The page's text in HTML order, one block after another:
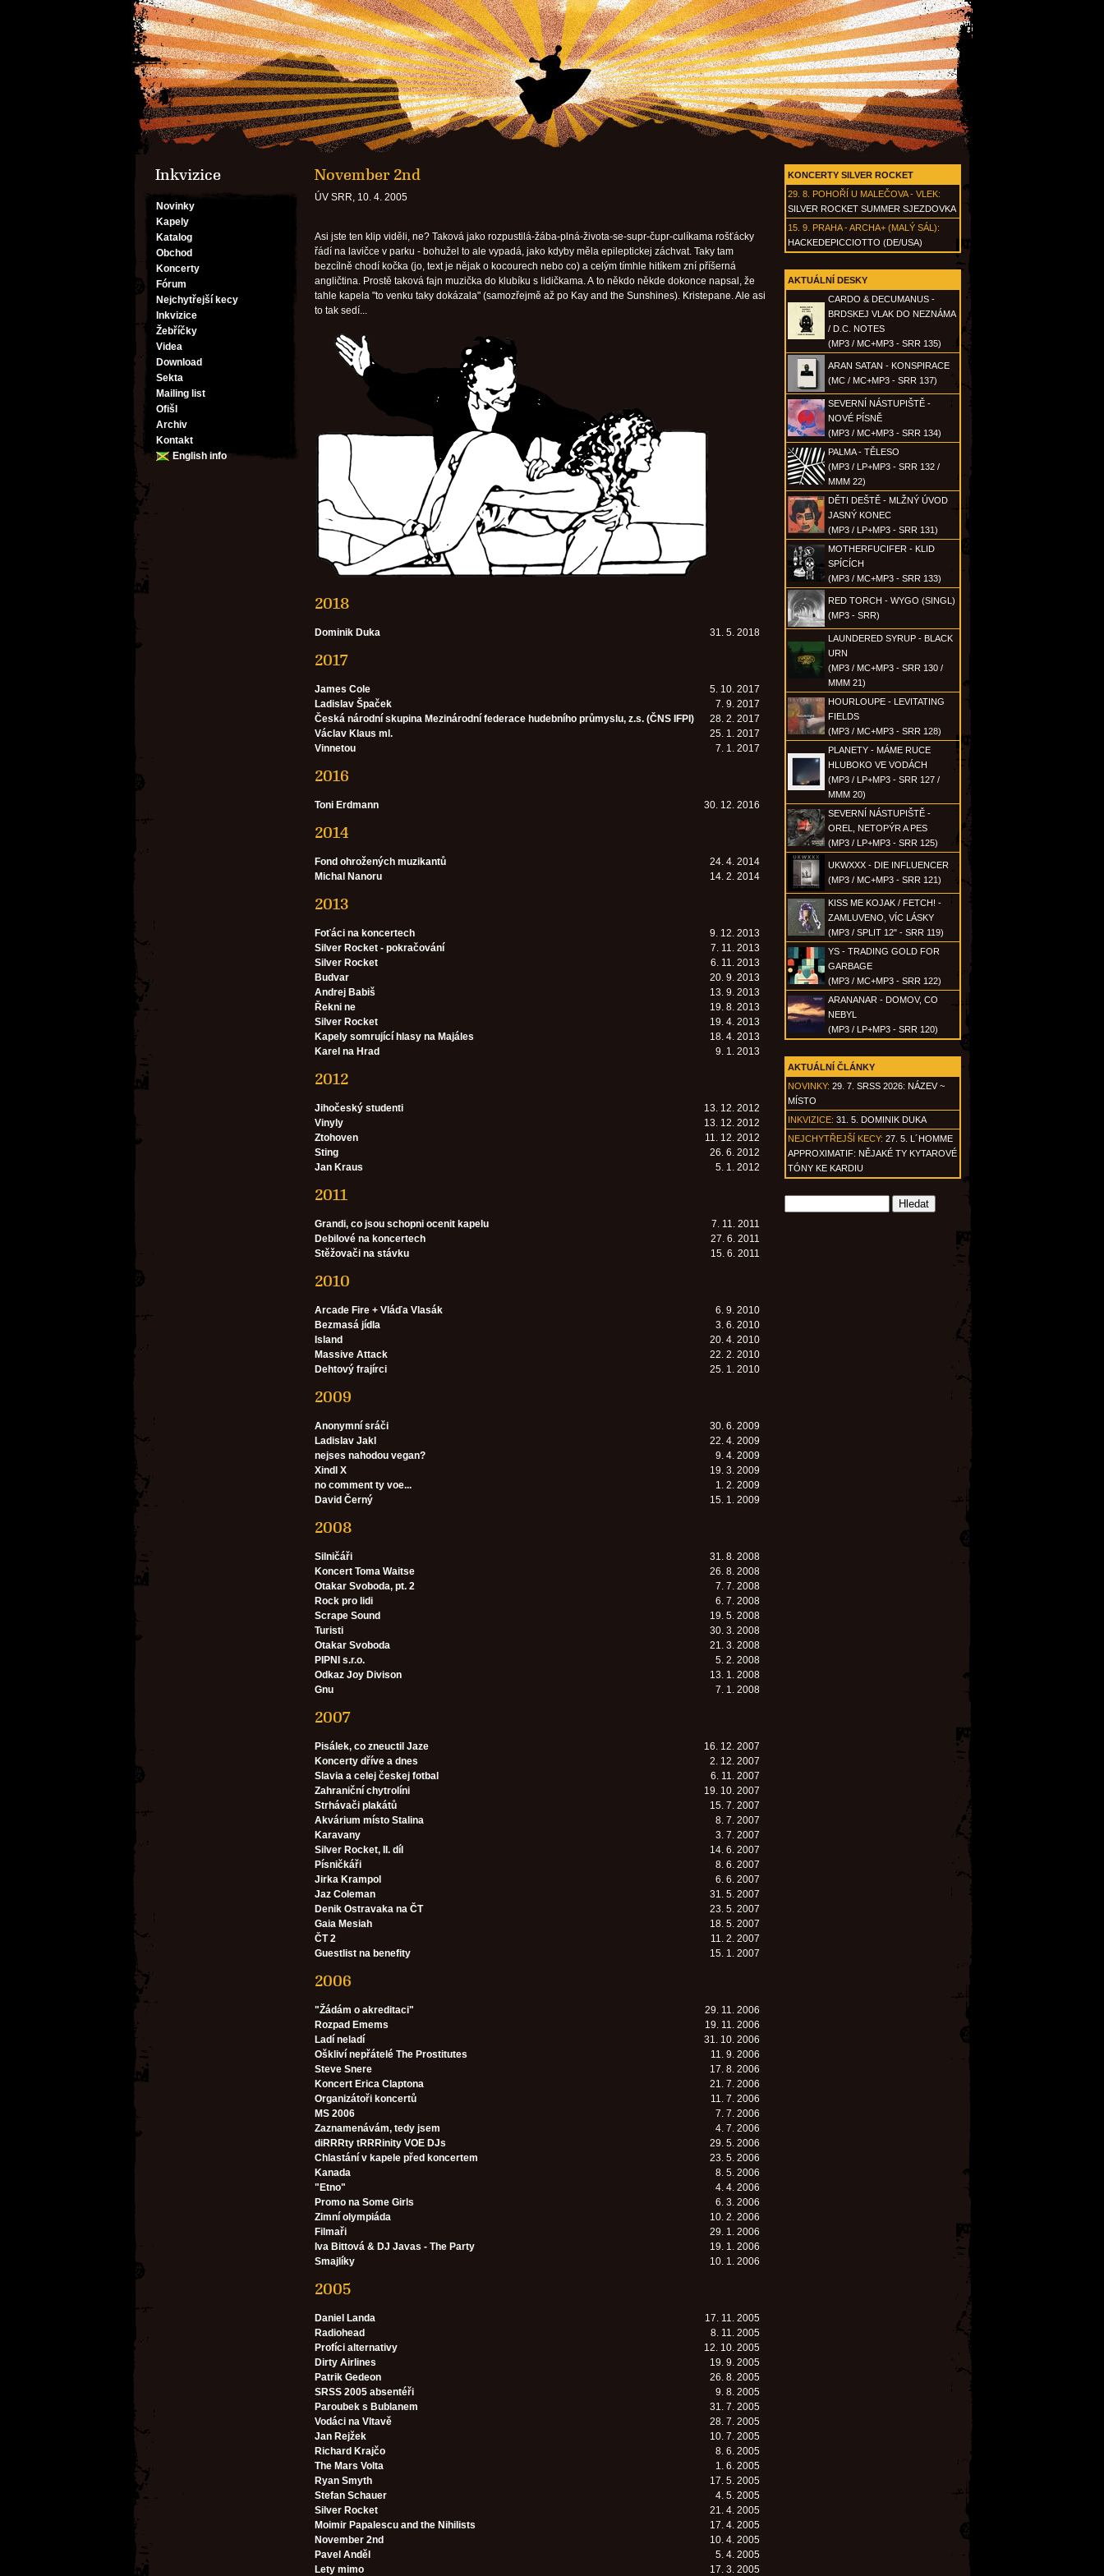
Inkvizice
Novinky
Kapely
Katalog
Obchod
Koncerty
Fórum
Nejchytřejší kecy
Inkvizice
Žebříčky
Videa
Download
Sekta
Mailing list
Ofišl
Archiv
Kontakt
English info
KONCERTY SILVER ROCKET
29. 8. POHOŘÍ U MALEČOVA - VLEK:
SILVER ROCKET SUMMER SJEZDOVKA
15. 9. PRAHA - ARCHA+ (MALÝ SÁL):
HACKEDEPICCIOTTO (DE/USA)
AKTUÁLNÍ DESKY
CARDO & DECUMANUS -
BRDSKEJ VLAK DO NEZNÁMA
/ D.C. NOTES
(MP3 / MC+MP3 - SRR 135)
ARAN SATAN - KONSPIRACE
(MC / MC+MP3 - SRR 137)
SEVERNÍ NÁSTUPIŠTĚ -
NOVÉ PÍSNĚ
(MP3 / MC+MP3 - SRR 134)
PALMA - TĚLESO
(MP3 / LP+MP3 - SRR 132 /
MMM 22)
DĚTI DEŠTĚ - MLŽNÝ ÚVOD
JASNÝ KONEC
(MP3 / LP+MP3 - SRR 131)
MOTHERFUCIFER - KLID
SPÍCÍCH
(MP3 / MC+MP3 - SRR 133)
RED TORCH - WYGO (SINGL)
(MP3 - SRR)
LAUNDERED SYRUP - BLACK
URN
(MP3 / MC+MP3 - SRR 130 /
MMM 21)
HOURLOUPE - LEVITATING
FIELDS
(MP3 / MC+MP3 - SRR 128)
PLANETY - MÁME RUCE
HLUBOKO VE VODÁCH
(MP3 / LP+MP3 - SRR 127 /
MMM 20)
SEVERNÍ NÁSTUPIŠTĚ -
OREL, NETOPÝR A PES
(MP3 / LP+MP3 - SRR 125)
UKWXXX - DIE INFLUENCER
(MP3 / MC+MP3 - SRR 121)
KISS ME KOJAK / FETCH! -
ZAMLUVENO, VÍC LÁSKY
(MP3 / SPLIT 12" - SRR 119)
YS - TRADING GOLD FOR
GARBAGE
(MP3 / MC+MP3 - SRR 122)
ARANANAR - DOMOV, CO
NEBYL
(MP3 / LP+MP3 - SRR 120)
AKTUÁLNÍ ČLÁNKY
NOVINKY: 29. 7. SRSS 2026: NÁZEV ~
MÍSTO
INKVIZICE: 31. 5. DOMINIK DUKA
NEJCHYTŘEJŠÍ KECY: 27. 5. L´HOMME
APPROXIMATIF: NĚJAKÉ TY KYTAROVÉ
TÓNY KE KARDIU
November 2nd
ÚV SRR, 10. 4. 2005
Asi jste ten klip viděli, ne? Taková jako rozpustilá-žába-plná-života-se-supr-čupr-culíkama rošťácky
řádí na lavičce v parku - bohužel to ale vypadá, jako kdyby měla epileptickej záchvat. Taky tam
bezcílně chodí kočka (jo, text je nějak o kocourech nebo co) a celým tímhle hitíkem zní příšerná
angličtina. Prostě taková fajn muzička do klubíku s lidičkama. A to někdo někde dokonce napsal, že
tahle kapela "to venku taky dokázala" (samozřejmě až po Kay and the Sunshines). Kristepane. Ale asi
to tak sedí...
2018
Dominik Duka 31. 5. 2018
2017
James Cole
5. 10. 2017
Ladislav Špaček
7. 9. 2017
Česká národní skupina Mezinárodní federace hudebního průmyslu, z.s. (ČNS IFPI)
28. 2. 2017
Václav Klaus ml.
25. 1. 2017
Vinnetou
7. 1. 2017
2016
Toni Erdmann 30. 12. 2016
2014
Fond ohrožených muzikantů
24. 4. 2014
Michal Nanoru
14. 2. 2014
2013
Foťáci na koncertech
9. 12. 2013
Silver Rocket - pokračování
7. 11. 2013
Silver Rocket
6. 11. 2013
Budvar
20. 9. 2013
Andrej Babiš
13. 9. 2013
Řekni ne
19. 8. 2013
Silver Rocket
19. 4. 2013
Kapely somrující hlasy na Majáles
18. 4. 2013
Karel na Hrad
9. 1. 2013
2012
Jihočeský studenti
13. 12. 2012
Vinyly
13. 12. 2012
Ztohoven
11. 12. 2012
Sting
26. 6. 2012
Jan Kraus
5. 1. 2012
2011
Grandi, co jsou schopni ocenit kapelu
7. 11. 2011
Debilové na koncertech
27. 6. 2011
Stěžovači na stávku
15. 6. 2011
2010
Arcade Fire + Vláďa Vlasák
6. 9. 2010
Bezmasá jídla
3. 6. 2010
Island
20. 4. 2010
Massive Attack
22. 2. 2010
Dehtový frajírci
25. 1. 2010
2009
Anonymní sráči
30. 6. 2009
Ladislav Jakl
22. 4. 2009
nejses nahodou vegan?
9. 4. 2009
Xindl X
19. 3. 2009
no comment ty voe...
1. 2. 2009
David Černý
15. 1. 2009
2008
Silničáři
31. 8. 2008
Koncert Toma Waitse
26. 8. 2008
Otakar Svoboda, pt. 2
7. 7. 2008
Rock pro lidi
6. 7. 2008
Scrape Sound
19. 5. 2008
Turisti
30. 3. 2008
Otakar Svoboda
21. 3. 2008
PIPNI s.r.o.
5. 2. 2008
Odkaz Joy Divison
13. 1. 2008
Gnu
7. 1. 2008
2007
Pisálek, co zneuctil Jaze
16. 12. 2007
Koncerty dříve a dnes
2. 12. 2007
Slavia a celej českej fotbal
6. 11. 2007
Zahraniční chytrolíni
19. 10. 2007
Strhávači plakátů
15. 7. 2007
Akvárium místo Stalina
8. 7. 2007
Karavany
3. 7. 2007
Silver Rocket, II. díl
14. 6. 2007
Písničkáři
8. 6. 2007
Jirka Krampol
6. 6. 2007
Jaz Coleman
31. 5. 2007
Denik Ostravaka na ČT
23. 5. 2007
Gaia Mesiah
18. 5. 2007
ČT 2
11. 2. 2007
Guestlist na benefity
15. 1. 2007
2006
"Žádám o akreditaci"
29. 11. 2006
Rozpad Emems
19. 11. 2006
Ladí neladí
31. 10. 2006
Oškliví nepřátelé The Prostitutes
11. 9. 2006
Steve Snere
17. 8. 2006
Koncert Erica Claptona
21. 7. 2006
Organizátoři koncertů
11. 7. 2006
MS 2006
7. 7. 2006
Zaznamenávám, tedy jsem
4. 7. 2006
diRRRty tRRRinity VOE DJs
29. 5. 2006
Chlastání v kapele před koncertem
23. 5. 2006
Kanada
8. 5. 2006
"Etno"
4. 4. 2006
Promo na Some Girls
6. 3. 2006
Zimní olympiáda
10. 2. 2006
Filmaři
29. 1. 2006
Iva Bittová & DJ Javas - The Party
19. 1. 2006
Smajlíky
10. 1. 2006
2005
Daniel Landa
17. 11. 2005
Radiohead
8. 11. 2005
Profíci alternativy
12. 10. 2005
Dirty Airlines
19. 9. 2005
Patrik Gedeon
26. 8. 2005
SRSS 2005 absentéři
9. 8. 2005
Paroubek s Bublanem
31. 7. 2005
Vodáci na Vltavě
28. 7. 2005
Jan Rejžek
10. 7. 2005
Richard Krajčo
8. 6. 2005
The Mars Volta
1. 6. 2005
Ryan Smyth
17. 5. 2005
Stefan Schauer
4. 5. 2005
Silver Rocket
21. 4. 2005
Moimir Papalescu and the Nihilists
17. 4. 2005
November 2nd
10. 4. 2005
Pavel Anděl
5. 4. 2005
Lety mimo
17. 3. 2005